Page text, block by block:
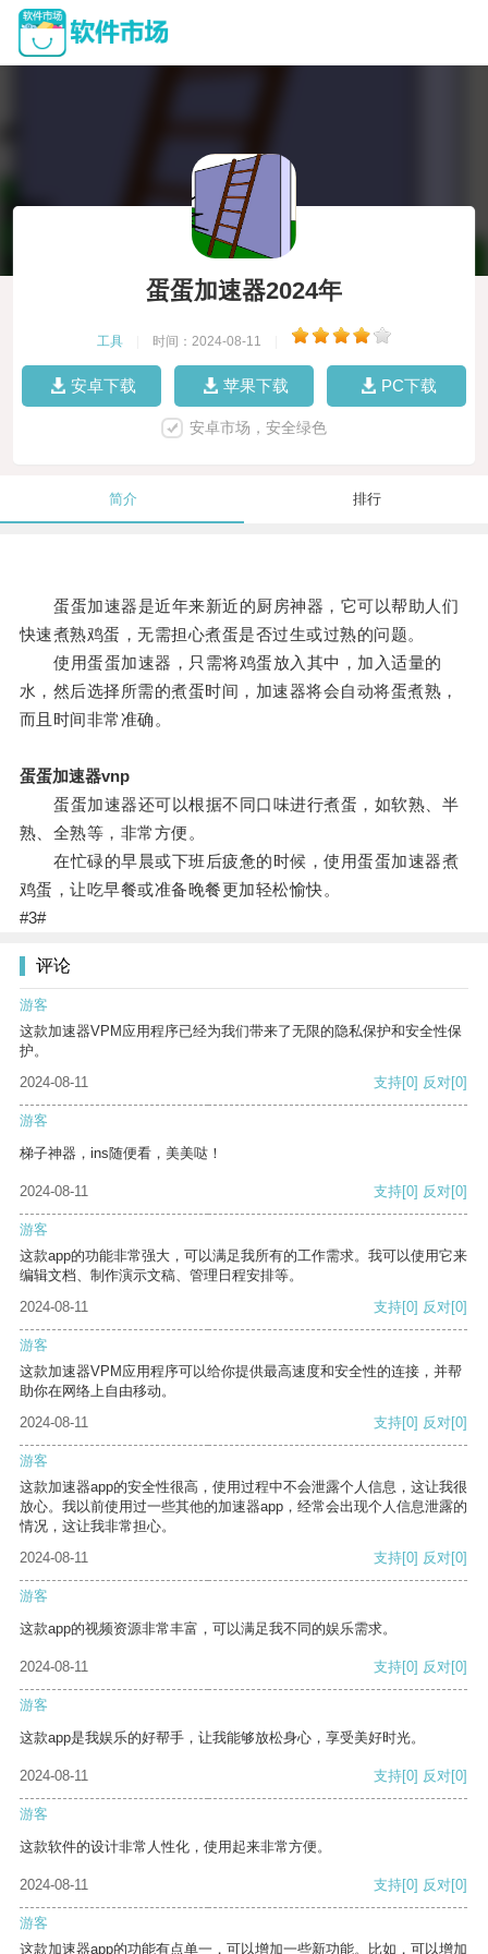
蛋蛋加速器2024年
工具 时间：2024-08-11
安卓下载 苹果下载 PC下载
安卓市场，安全绿色
简介 排行
蛋蛋加速器是近年来新近的厨房神器，它可以帮助人们
快速煮熟鸡蛋，无需担心煮蛋是否过生或过熟的问题。
使用蛋蛋加速器，只需将鸡蛋放入其中，加入适量的
水，然后选择所需的煮蛋时间，加速器将会自动将蛋煮熟，
而且时间非常准确。
蛋蛋加速器vnp
蛋蛋加速器还可以根据不同口味进行煮蛋，如软熟、半
熟、全熟等，非常方便。
在忙碌的早晨或下班后疲惫的时候，使用蛋蛋加速器煮
鸡蛋，让吃早餐或准备晚餐更加轻松愉快。
#3#
评论
游客
这款加速器VPM应用程序已经为我们带来了无限的隐私保护和安全性保
护。
2024-08-11
支持[0] 反对[0]
游客
梯子神器，ins随便看，美美哒！
2024-08-11 支持[0] 反对[0]
游客
这款app的功能非常强大，可以满足我所有的工作需求。我可以使用它来
编辑文档、制作演示文稿、管理日程安排等。
2024-08-11
支持[0] 反对[0]
游客
这款加速器VPM应用程序可以给你提供最高速度和安全性的连接，并帮
助你在网络上自由移动。
2024-08-11
支持[0] 反对[0]
游客
这款加速器app的安全性很高，使用过程中不会泄露个人信息，这让我很
放心。我以前使用过一些其他的加速器app，经常会出现个人信息泄露的
情况，这让我非常担心。
2024-08-11
支持[0] 反对[0]
游客
这款app的视频资源非常丰富，可以满足我不同的娱乐需求。
2024-08-11 支持[0] 反对[0]
游客
这款app是我娱乐的好帮手，让我能够放松身心，享受美好时光。
2024-08-11 支持[0] 反对[0]
游客
这款软件的设计非常人性化，使用起来非常方便。
2024-08-11 支持[0] 反对[0]
游客
这款加速器app的功能有点单一，可以增加一些新功能。比如，可以增加